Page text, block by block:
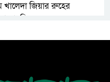
জিয়ার রুহের
মাহফিল